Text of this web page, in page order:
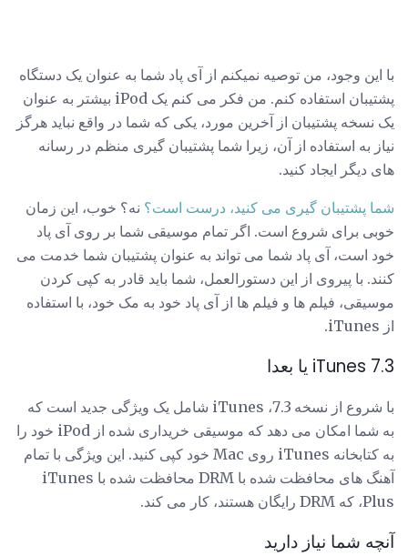
با این وجود، من توصیه نمیکنم از آی پاد شما به عنوان یک دستگاه
پشتیبان استفاده کنم. من فکر می کنم یک iPod بیشتر به عنوان
یک نسخه پشتیبان از آخرین مورد، یکی که شما در واقع نباید هرگز
نیاز به استفاده از آن، زیرا شما پشتیبان گیری منظم در رسانه
های دیگر ایجاد کنید.
شما پشتیبان گیری می کنید، درست است؟ نه؟ خوب، این زمان
خوبی برای شروع است. اگر تمام موسیقی شما بر روی آی پاد
خود است، آی پاد شما می تواند به عنوان پشتیبان شما خدمت می
کنند. با پیروی از این دستورالعمل، شما باید قادر به کپی کردن
موسیقی، فیلم ها و فیلم ها از آی پاد خود به مک خود، با استفاده
از iTunes.
iTunes 7.3 یا بعدا
با شروع از نسخه 7.3، iTunes شامل یک ویژگی جدید است که
به شما امکان می دهد که موسیقی خریداری شده از iPod خود را
به کتابخانه iTunes روی Mac خود کپی کنید. این ویژگی با تمام
آهنگ های محافظت شده با DRM محافظت شده با iTunes
Plus، که DRM رایگان هستند، کار می کند.
آنچه شما نیاز دارید